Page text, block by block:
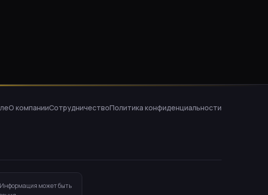
О компанииСотрудничествоПолитика конфиденциальности
может быть